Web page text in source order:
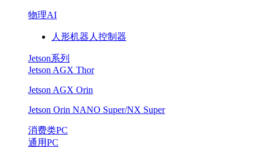
署，物理AI
人形机器人控制器
Jetson系列
Jetson AGX Thor
Jetson AGX Orin
Jetson Orin NANO Super/NX Super
消费类PC
通用PC